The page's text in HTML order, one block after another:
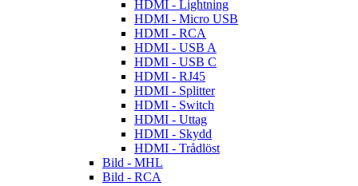
HDMI - Lightning
HDMI - Micro USB
HDMI - RCA
HDMI - USB A
HDMI - USB C
HDMI - RJ45
HDMI - Splitter
HDMI - Switch
HDMI - Uttag
HDMI - Skydd
HDMI - Trådlöst
Bild - MHL
Bild - RCA